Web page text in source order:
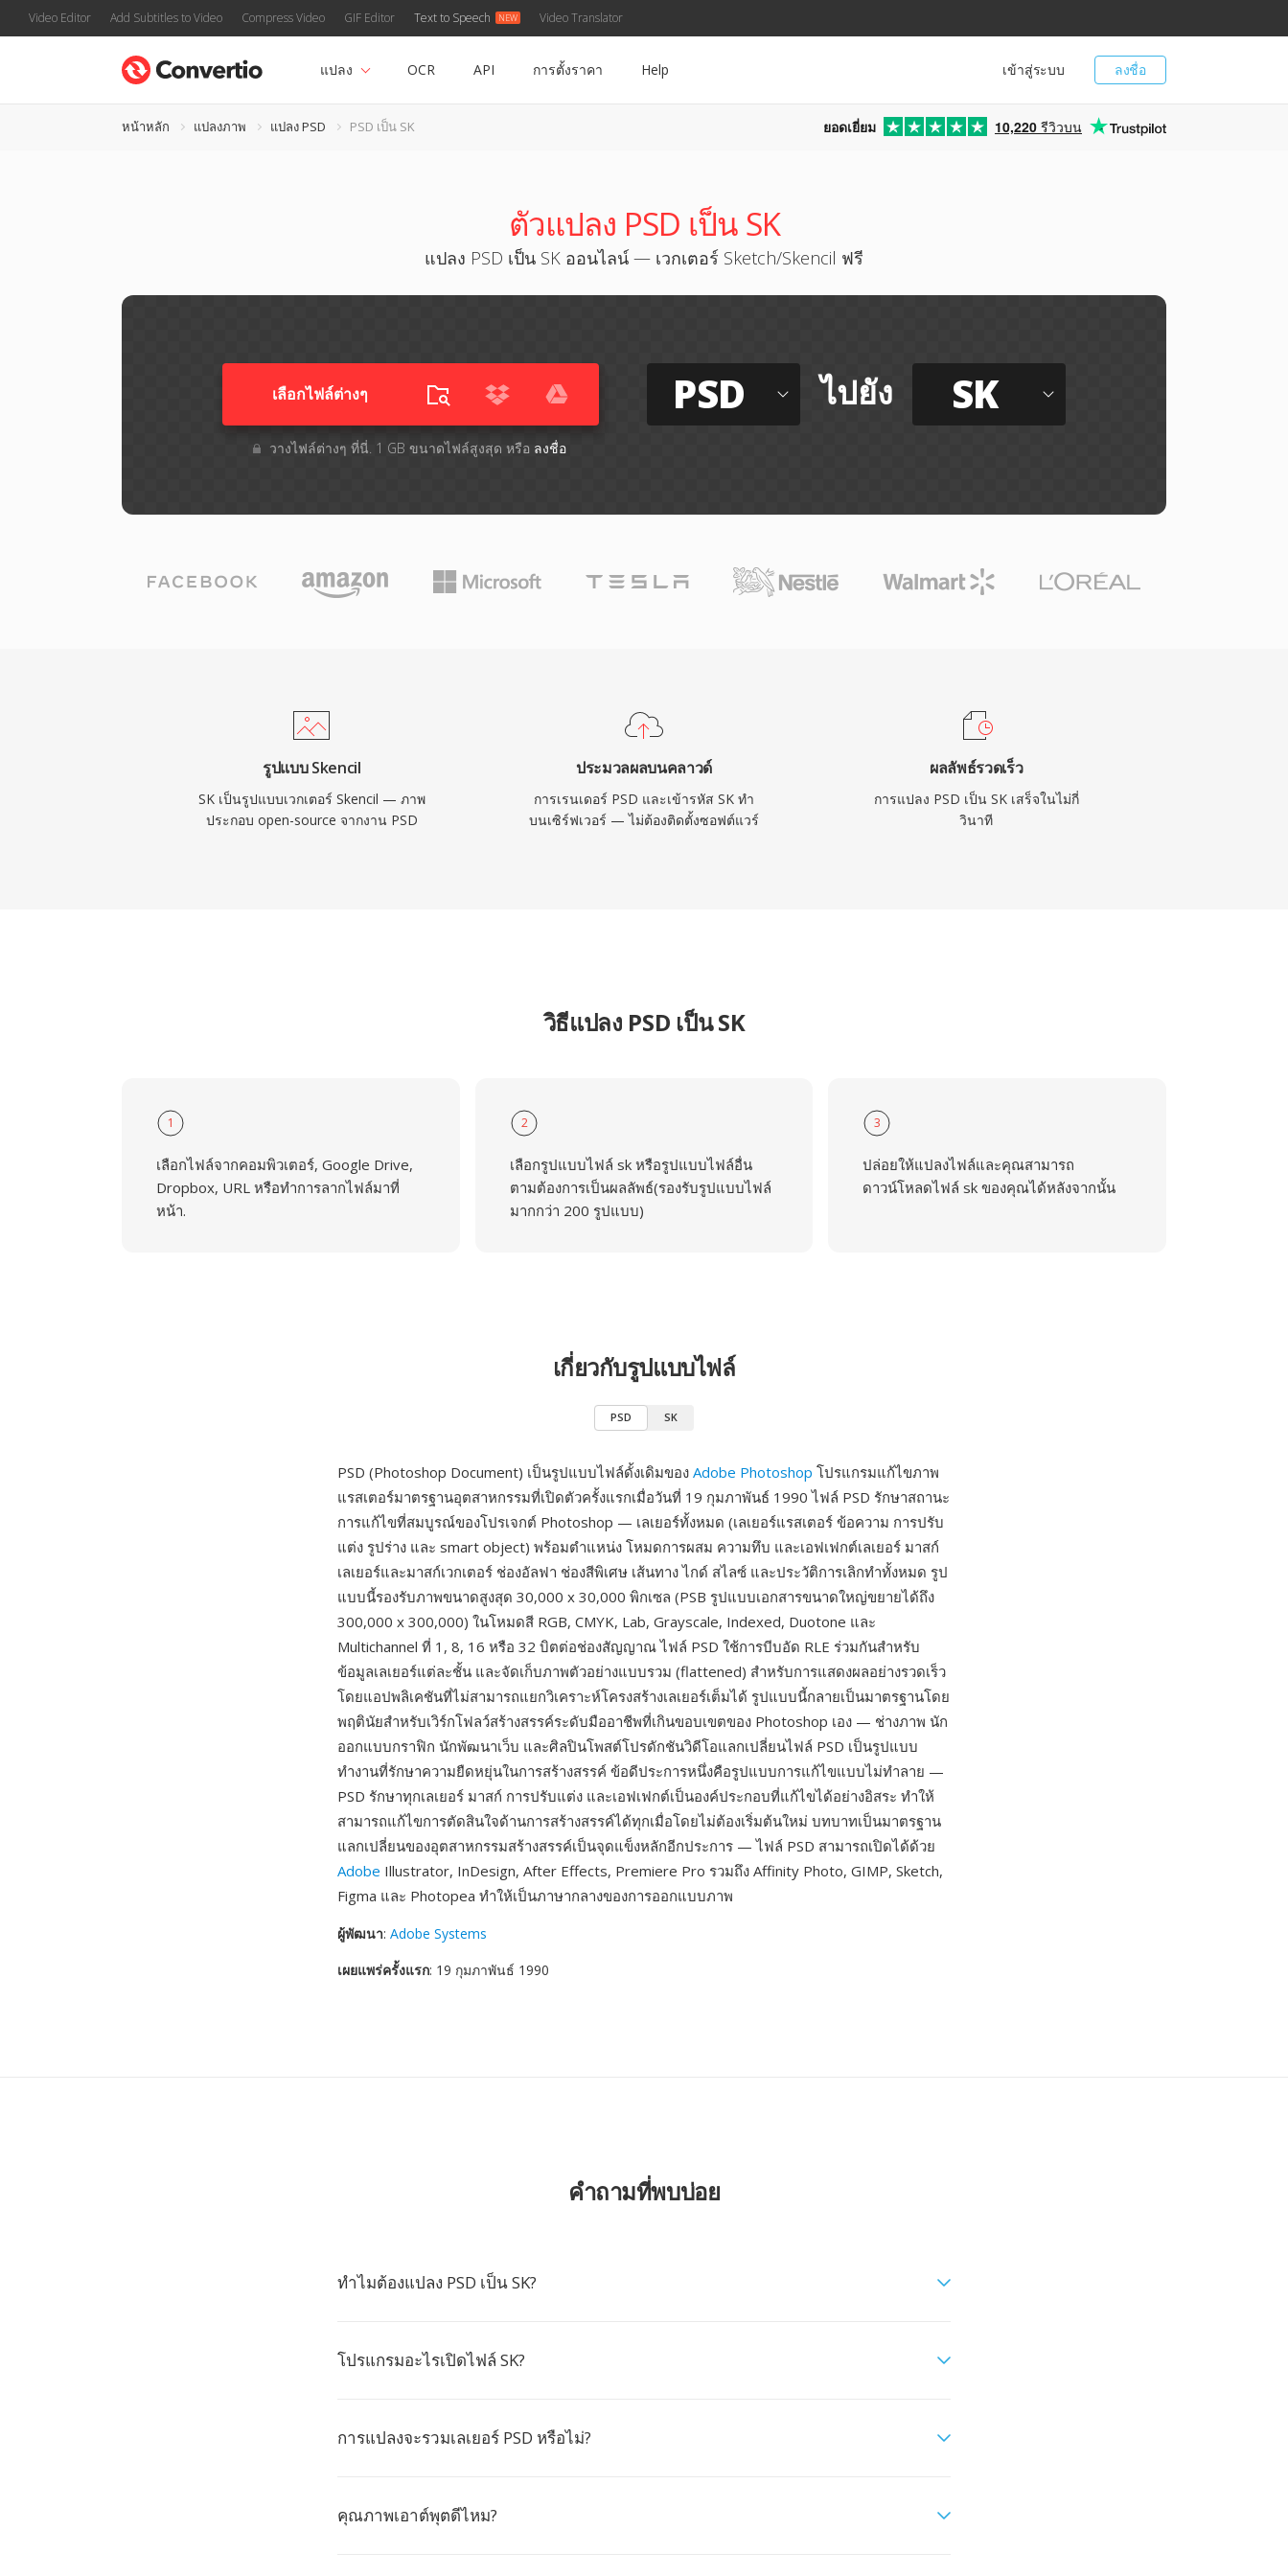
Video Editor Add Subtitles to Video Compress Video GIF Editor Text to Speech Video Translator
ลงชื่อ
เข้าสู่ระบบ
แปลง OCR API การตั้งราคา Help
หน้าหลัก แปลงภาพ แปลง PSD PSD เป็น SK ยอดเยี่ยม 10,220 รีวิวบน
ตัวแปลง PSD เป็น SK
แปลง PSD เป็น SK ออนไลน์ — เวกเตอร์ Sketch/Skencil ฟรี
เลือกไฟล์ต่างๆ​
วางไฟล์ต่างๆ​ ที่นี่. 1 GB ขนาดไฟล์สูงสุด หรือ ลงชื่อ
PSD ไปยัง SK
รูปแบบ Skencil
SK เป็นรูปแบบเวกเตอร์ Skencil — ภาพ
ประกอบ open-source จากงาน PSD
ประมวลผลบนคลาวด์
การเรนเดอร์ PSD และเข้ารหัส SK ทำ
บนเซิร์ฟเวอร์ — ไม่ต้องติดตั้งซอฟต์แวร์
ผลลัพธ์รวดเร็ว
การแปลง PSD เป็น SK เสร็จในไม่กี่
วินาที
วิธีแปลง PSD เป็น SK
1
เลือกไฟล์จากคอมพิวเตอร์, Google Drive,
Dropbox, URL หรือทำการลากไฟล์มาที่
หน้า.
2
เลือกรูปแบบไฟล์ sk หรือรูปแบบไฟล์อื่น
ตามต้องการเป็นผลลัพธ์(รองรับรูปแบบไฟล์
มากกว่า 200 รูปแบบ)
3
ปล่อยให้แปลงไฟล์และคุณสามารถ
ดาวน์โหลดไฟล์ sk ของคุณได้หลังจากนั้น
เกี่ยวกับรูปแบบไฟล์
PSD SK
PSD (Photoshop Document) เป็นรูปแบบไฟล์ดั้งเดิมของ Adobe Photoshop โปรแกรมแก้ไขภาพ
แรสเตอร์มาตรฐานอุตสาหกรรมที่เปิดตัวครั้งแรกเมื่อวันที่ 19 กุมภาพันธ์ 1990 ไฟล์ PSD รักษาสถานะ
การแก้ไขที่สมบูรณ์ของโปรเจกต์ Photoshop — เลเยอร์ทั้งหมด (เลเยอร์แรสเตอร์ ข้อความ การปรับ
แต่ง รูปร่าง และ smart object) พร้อมตำแหน่ง โหมดการผสม ความทึบ และเอฟเฟกต์เลเยอร์ มาสก์
เลเยอร์และมาสก์เวกเตอร์ ช่องอัลฟา ช่องสีพิเศษ เส้นทาง ไกด์ สไลซ์ และประวัติการเลิกทำทั้งหมด รูป
แบบนี้รองรับภาพขนาดสูงสุด 30,000 x 30,000 พิกเซล (PSB รูปแบบเอกสารขนาดใหญ่ขยายได้ถึง
300,000 x 300,000) ในโหมดสี RGB, CMYK, Lab, Grayscale, Indexed, Duotone และ
Multichannel ที่ 1, 8, 16 หรือ 32 บิตต่อช่องสัญญาณ ไฟล์ PSD ใช้การบีบอัด RLE ร่วมกันสำหรับ
ข้อมูลเลเยอร์แต่ละชั้น และจัดเก็บภาพตัวอย่างแบบรวม (flattened) สำหรับการแสดงผลอย่างรวดเร็ว
โดยแอปพลิเคชันที่ไม่สามารถแยกวิเคราะห์โครงสร้างเลเยอร์เต็มได้ รูปแบบนี้กลายเป็นมาตรฐานโดย
พฤตินัยสำหรับเวิร์กโฟลว์สร้างสรรค์ระดับมืออาชีพที่เกินขอบเขตของ Photoshop เอง — ช่างภาพ นัก
ออกแบบกราฟิก นักพัฒนาเว็บ และศิลปินโพสต์โปรดักชันวิดีโอแลกเปลี่ยนไฟล์ PSD เป็นรูปแบบ
ทำงานที่รักษาความยืดหยุ่นในการสร้างสรรค์ ข้อดีประการหนึ่งคือรูปแบบการแก้ไขแบบไม่ทำลาย —
PSD รักษาทุกเลเยอร์ มาสก์ การปรับแต่ง และเอฟเฟกต์เป็นองค์ประกอบที่แก้ไขได้อย่างอิสระ ทำให้
สามารถแก้ไขการตัดสินใจด้านการสร้างสรรค์ได้ทุกเมื่อโดยไม่ต้องเริ่มต้นใหม่ บทบาทเป็นมาตรฐาน
แลกเปลี่ยนของอุตสาหกรรมสร้างสรรค์เป็นจุดแข็งหลักอีกประการ — ไฟล์ PSD สามารถเปิดได้ด้วย
Adobe Illustrator, InDesign, After Effects, Premiere Pro รวมถึง Affinity Photo, GIMP, Sketch,
Figma และ Photopea ทำให้เป็นภาษากลางของการออกแบบภาพ
ผู้พัฒนา: Adobe Systems
เผยแพร่ครั้งแรก: 19 กุมภาพันธ์ 1990
คำถามที่พบบ่อย
ทำไมต้องแปลง PSD เป็น SK?
โปรแกรมอะไรเปิดไฟล์ SK?
การแปลงจะรวมเลเยอร์ PSD หรือไม่?
คุณภาพเอาต์พุตดีไหม?